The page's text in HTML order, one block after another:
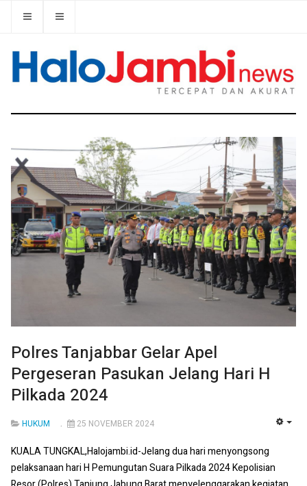
Polres Tanjabbar Gelar Apel
Pergeseran Pasukan Jelang Hari H
Pilkada 2024
HUKUM 25 NOVEMBER 2024
KUALA TUNGKAL,Halojambi.id-Jelang dua hari menyongsong
pelaksanaan hari H Pemungutan Suara Pilkada 2024 Kepolisian